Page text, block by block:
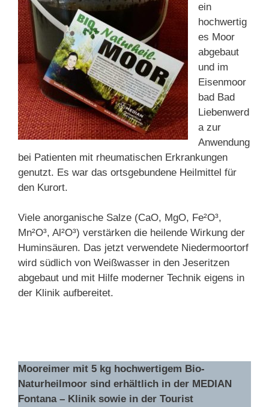
ein
hochwertig
es Moor
abgebaut
und im
Eisenmoor
bad Bad
Liebenwerd
a zur
Anwendung
bei Patienten mit rheumatischen Erkrankungen
genutzt. Es war das ortsgebundene Heilmittel für
den Kurort.
Viele anorganische Salze (CaO, MgO, Fe²O³,
Mn²O³, Al²O³) verstärken die heilende Wirkung der
Huminsäuren. Das jetzt verwendete Niedermoortorf
wird südlich von Weißwasser in den Jeseritzen
abgebaut und mit Hilfe moderner Technik eigens in
der Klinik aufbereitet.
Mooreimer mit 5 kg hochwertigem Bio-
Naturheilmoor sind erhältlich in der MEDIAN
Fontana – Klinik sowie in der Tourist